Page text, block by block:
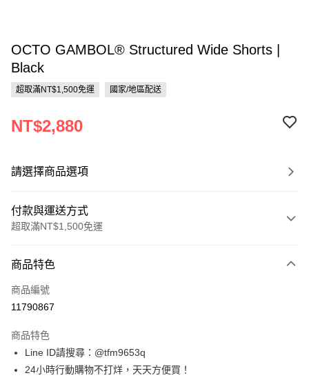
OCTO GAMBOL® Structured Wide Shorts |
Black
超取滿NT$1,500免運 國家/地區配送
NT$2,880
請選擇商品選項
付款與運送方式
超取滿NT$1,500免運
信用卡一次付款
信用卡分期付款
合作金庫商業銀行
華南商業銀行
上海商業儲蓄銀行
台北富邦商業銀行
超商取貨付款
LINE Pay
商品特色
商品編號
11790867
商品特色
Line ID請搜尋：@tfm9653q
24小時行動購物不打烊，天天方便買！